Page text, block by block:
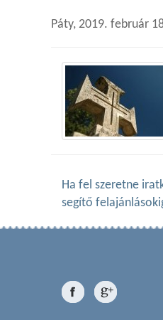
Páty, 2019. február
Ha fel szeretne
segítő